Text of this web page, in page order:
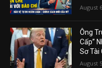
August
Ông
Cấp”
Sơ Tài
August